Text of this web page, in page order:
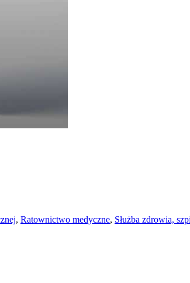
, Ratownictwo medyczne, Służba zdrowia,